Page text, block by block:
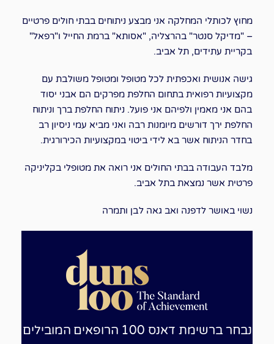
מחוץ לכותלי המחלקה אני מבצע ניתוחים בבתי חולים פרטיים
– "מדיקל סנטר" בהרצליה, "אסותא" ברמת החייל ו"רפאל"
בקריית עתידים, תל אביב.
גישה אנושית ואכפתית לכל מטופל ומטופל משולבת עם
מקצועיות רפואית בתחום החלפת מפרקים הם אבני יסוד
בהם אני מאמין ולפיהם אני פועל. ניתוח החלפת ברך וניתוח
החלפת ירך דורשים מיומנות רבה ואני מביא עמי ניסיון רב
בחדר הניתוח אשר בא לידי ביטוי במקצועיות הכירורגית.
מלבד העבודה בבתי החולים אני רואה את מטופלי בקליניקה
פרטית אשר נמצאת בתל אביב.
נשוי באושר לדפנה ואב גאה לבן ותמרה
נבחר ברשימת דאנס 100 הרופאים המובילים